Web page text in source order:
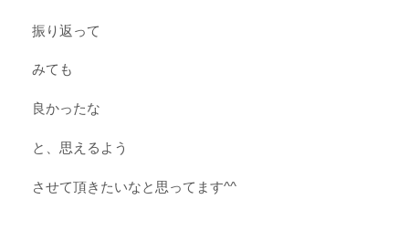
振り返って
みても
良かったな
と、思えるよう
させて頂きたいなと思ってます^^